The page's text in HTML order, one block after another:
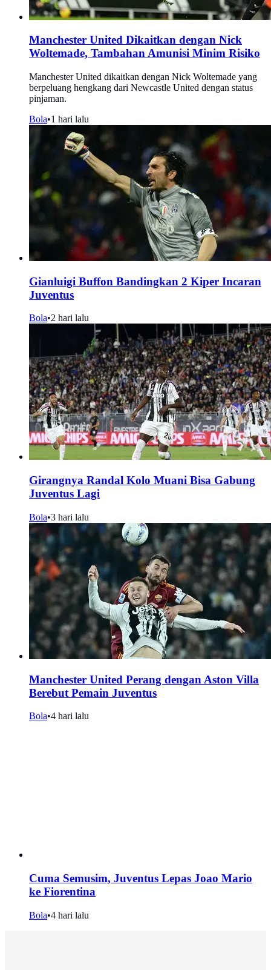
Manchester United Dikaitkan dengan Nick
Woltemade, Tambahan Amunisi Minim Risiko
Manchester United dikaitkan dengan Nick Woltemade yang
berpeluang hengkang dari Newcastle United dengan status
pinjaman.
Bola•1 hari lalu
Gianluigi Buffon Bandingkan 2 Kiper Incaran
Juventus
Bola•2 hari lalu
Girangnya Randal Kolo Muani Bisa Gabung
Juventus Lagi
Bola•3 hari lalu
Manchester United Perang dengan Aston Villa
Berebut Pemain Juventus
Bola•4 hari lalu
Cuma Semusim, Juventus Lepas Joao Mario
ke Fiorentina
Bola•4 hari lalu